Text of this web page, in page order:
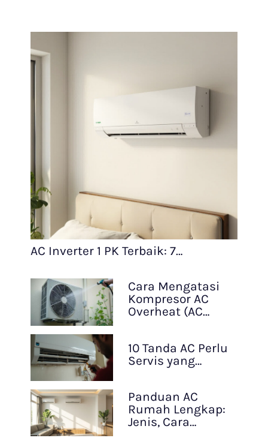
AC Inverter 1 PK Terbaik: 7…
Cara Mengatasi
Kompresor AC
Overheat (AC…
10 Tanda AC Perlu
Servis yang…
Panduan AC
Rumah Lengkap:
Jenis, Cara…